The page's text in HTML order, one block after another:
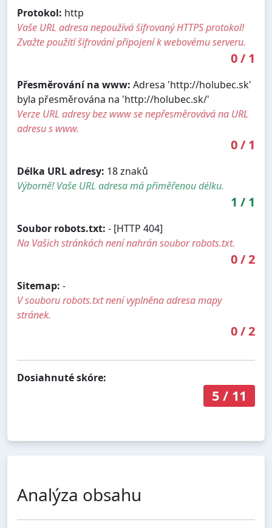
Protokol: http
Vaše URL adresa nepoužívá šifrovaný HTTPS protokol!
Zvažte použití šifrování připojení k webovému serveru.
0/ 1
Přesměrování na www: Adresa 'http://holubec.sk'
byla přesměrována na 'http://holubec.sk/'
Verze URL adresy bez www se nepřesměrovává na URL
adresu s www.
0/ 1
Délka URL adresy: 18 znaků
Výborně! Vaše URL adresa má přiměřenou délku.
1 / 1
Soubor robots.txt: - [HTTP 404]
Na Vašich stránkách není nahrán soubor robots.txt.
0/2
Sitemap: -
V souboru robots.txt není vyplněna adresa mapy
stránek.
0/2
Dosiahnuté skóre:
5/ 11
Analýza obsahu